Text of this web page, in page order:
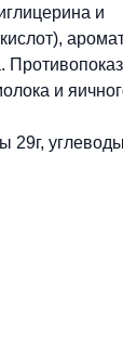
и
и
29г,